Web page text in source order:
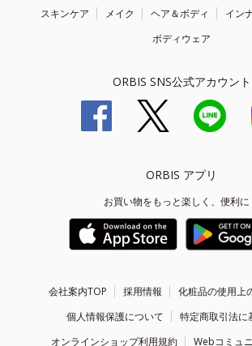
スキンケア メイク ヘア＆ボディ
イン
ボディウェア
ORBIS SNS公式アカウント
ORBIS アプリ
お買い物をもっと楽しく、便利に
会社案内TOP 採用情報
化粧品の使用上
個人情報保護について
特定商取引法に
オンラインショップ利用規約
Webコミュ